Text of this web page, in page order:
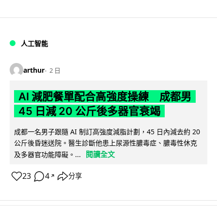
人工智能
arthur 2 日
AI 減肥餐單配合高強度操練 成都男
45 日減 20 公斤後多器官衰竭
成都一名男子跟隨 AI 制訂高強度減脂計劃，45 日內減去約 20
公斤後昏迷送院。醫生診斷他患上尿源性膿毒症、膿毒性休克
及多器官功能障礙。...
閱讀全文
23 4 ↗ 分享